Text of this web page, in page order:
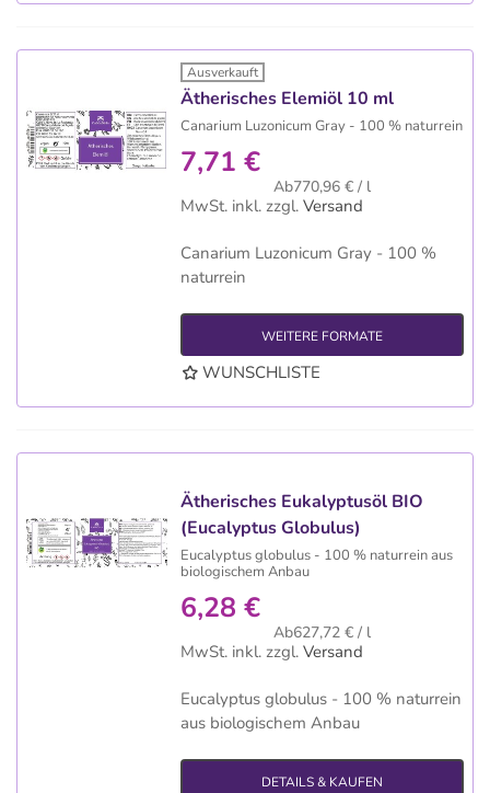
Ausverkauft
Ätherisches Elemiöl 10 ml
Canarium Luzonicum Gray - 100 % naturrein
7,71 €
Ab770,96 € / l
MwSt. inkl. zzgl. Versand
Canarium Luzonicum Gray - 100 %
naturrein
WEITERE FORMATE
WUNSCHLISTE
Ätherisches Eukalyptusöl BIO
(Eucalyptus Globulus)
Eucalyptus globulus - 100 % naturrein aus
biologischem Anbau
6,28 €
Ab627,72 € / l
MwSt. inkl. zzgl. Versand
Eucalyptus globulus - 100 % naturrein
aus biologischem Anbau
DETAILS & KAUFEN